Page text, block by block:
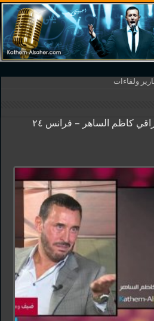
ولقاءات
كاظم الساهر – فرانس ٢٤